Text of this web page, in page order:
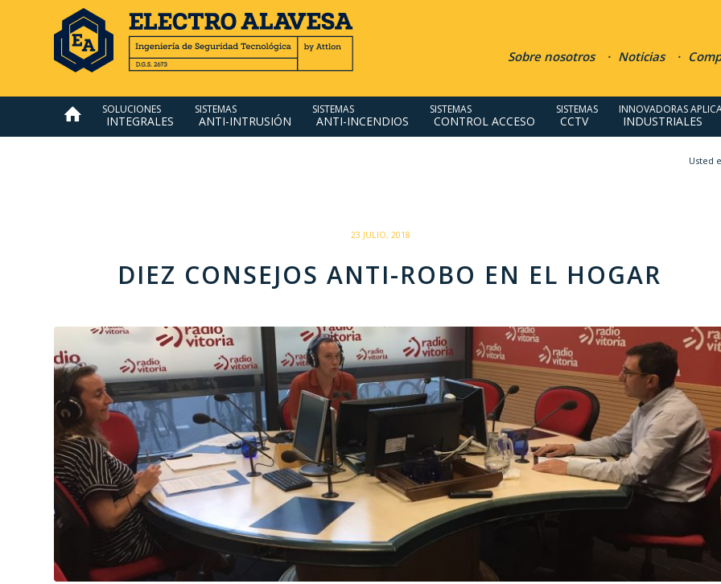
Sobre nosotros Noticias
SOLUCIONES
INTEGRALES
SISTEMAS
ANTI-INTRUSIÓN
SISTEMAS
ANTI-INCENDIOS
SISTEMAS
CONTROL ACCESO
SISTEMAS
CCTV
INNOVADORAS
INDUSTRIALES
Usted
23 JULIO, 2018
/
DIEZ CONSEJOS ANTI-ROBO EN EL HOGAR